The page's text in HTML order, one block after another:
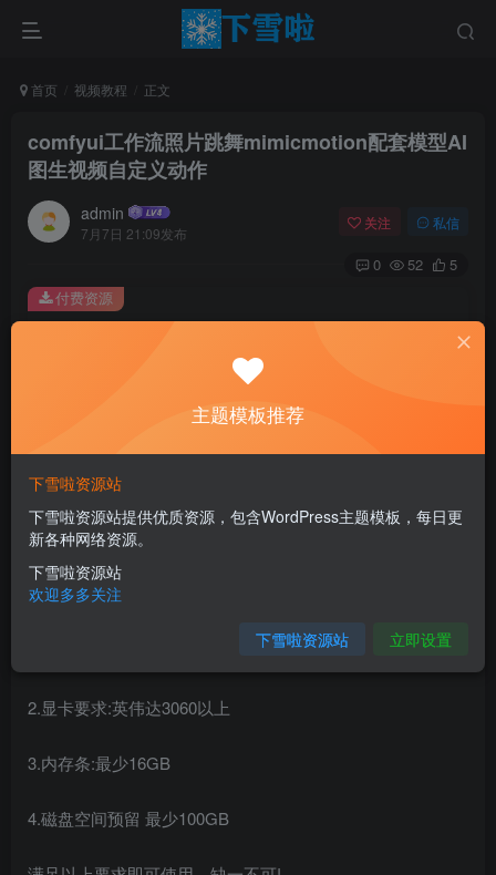
首页 视频教程 正文
comfyui工作流照片跳舞mimicmotion配套模型AI
图生视频自定义动作
admin
7月7日 21:09发布
关注 私信
0 52 5
此内容为付费资源，请付费后查看
￥0.01
您当前未登录！建议登陆后购买，可保存购买订单
付费资源
介绍
1.系统要求:WIN10/11系统可用，mac不可用
2.显卡要求:英伟达3060以上
3.内存条:最少16GB
4.磁盘空间预留 最少100GB
主题模板推荐
下雪啦资源站
下雪啦资源站提供优质资源，包含WordPress主题模板，每日更
新各种网络资源。
下雪啦资源站
欢迎多多关注
下雪啦资源站 立即设置